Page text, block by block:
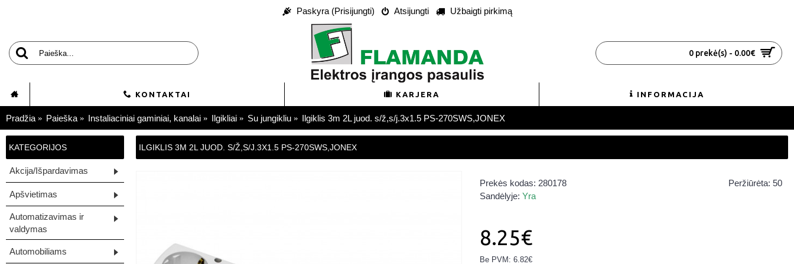
Paskyra (Prisijungti) Atsijungti Užbaigti pirkimą
0 prekė(s) - 0.00€
KONTAKTAI KARJERA INFORMACIJA
Pradžia Paieška Instaliaciniai gaminiai, kanalai Ilgikliai Su jungikliu Ilgiklis 3m 2L juod. s/ž,s/j.3x1.5 PS-270SWS,JONEX
KATEGORIJOS
Akcija/Išpardavimas
Apšvietimas
Automatizavimas ir
valdymas
Automobiliams
ILGIKLIS 3M 2L JUOD. S/Ž,S/J.3X1.5 PS-270SWS,JONEX
Peržiūrėta: 50
Prekės kodas: 280178
Sandėlyje: Yra
8.25€
Be PVM: 6.82€